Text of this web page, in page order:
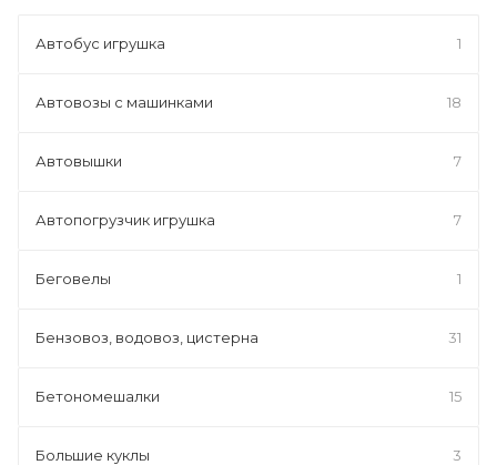
Автобус игрушка 1
Автовозы с машинками 18
Автовышки 7
Автопогрузчик игрушка 7
Беговелы 1
Бензовоз, водовоз, цистерна 31
Бетономешалки 15
Большие куклы 3